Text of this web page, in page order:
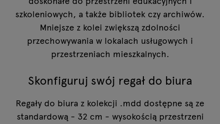
szkoleniowych, a także bibliotek czy archiwów.
Mniejsze z kolei zwiększą zdolności
przechowywania w lokalach usługowych i
przestrzeniach mieszkalnych.
Skonfiguruj swój regał do biura
Regały do biura z kolekcji .mdd dostępne są ze
standardową - 32 cm - wysokością przestrzeni